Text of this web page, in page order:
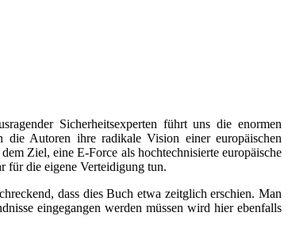
Sicherheitsexperten führt uns die enormen
die Autoren ihre radikale Vision einer europäischen
Ziel, eine E-Force als hochtechnisierte europäische
für die eigene Verteidigung tun.
dass dies Buch etwa zeitglich erschien. Man
eingegangen werden müssen wird hier ebenfalls